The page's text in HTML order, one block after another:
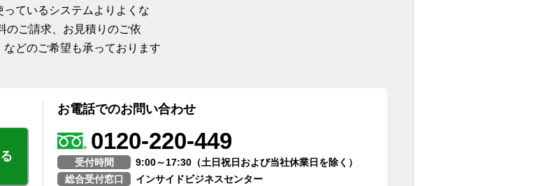
ているシステムよりよくな
のご請求、お見積りのご依
どのご希望も承っております
お電話でのお問い合わせ
0120-220-449
受付時間
9:00～17:30（土日祝日および当社休業日を除く）
総合受付窓口
インサイドビジネスセンター